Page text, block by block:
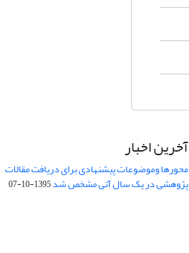
آخرین اخبار
محورها وموضوعات پیشنهادی برای دریافت مقالات
پژوهشی در یک سال آتی مشخص شد1395-10-07